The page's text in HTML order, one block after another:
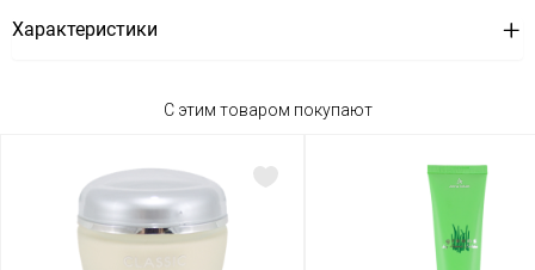
Характеристики
С этим товаром покупают